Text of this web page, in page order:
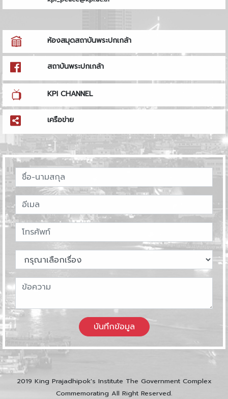
ห้องสมุดสถาบันพระปกเกล้า
สถาบันพระปกเกล้า
KPI CHANNEL
เครือข่าย
บันทึกข้อมูล
2019 King Prajadhipok's Institute The Government Complex
Commemorating All Right Reserved.